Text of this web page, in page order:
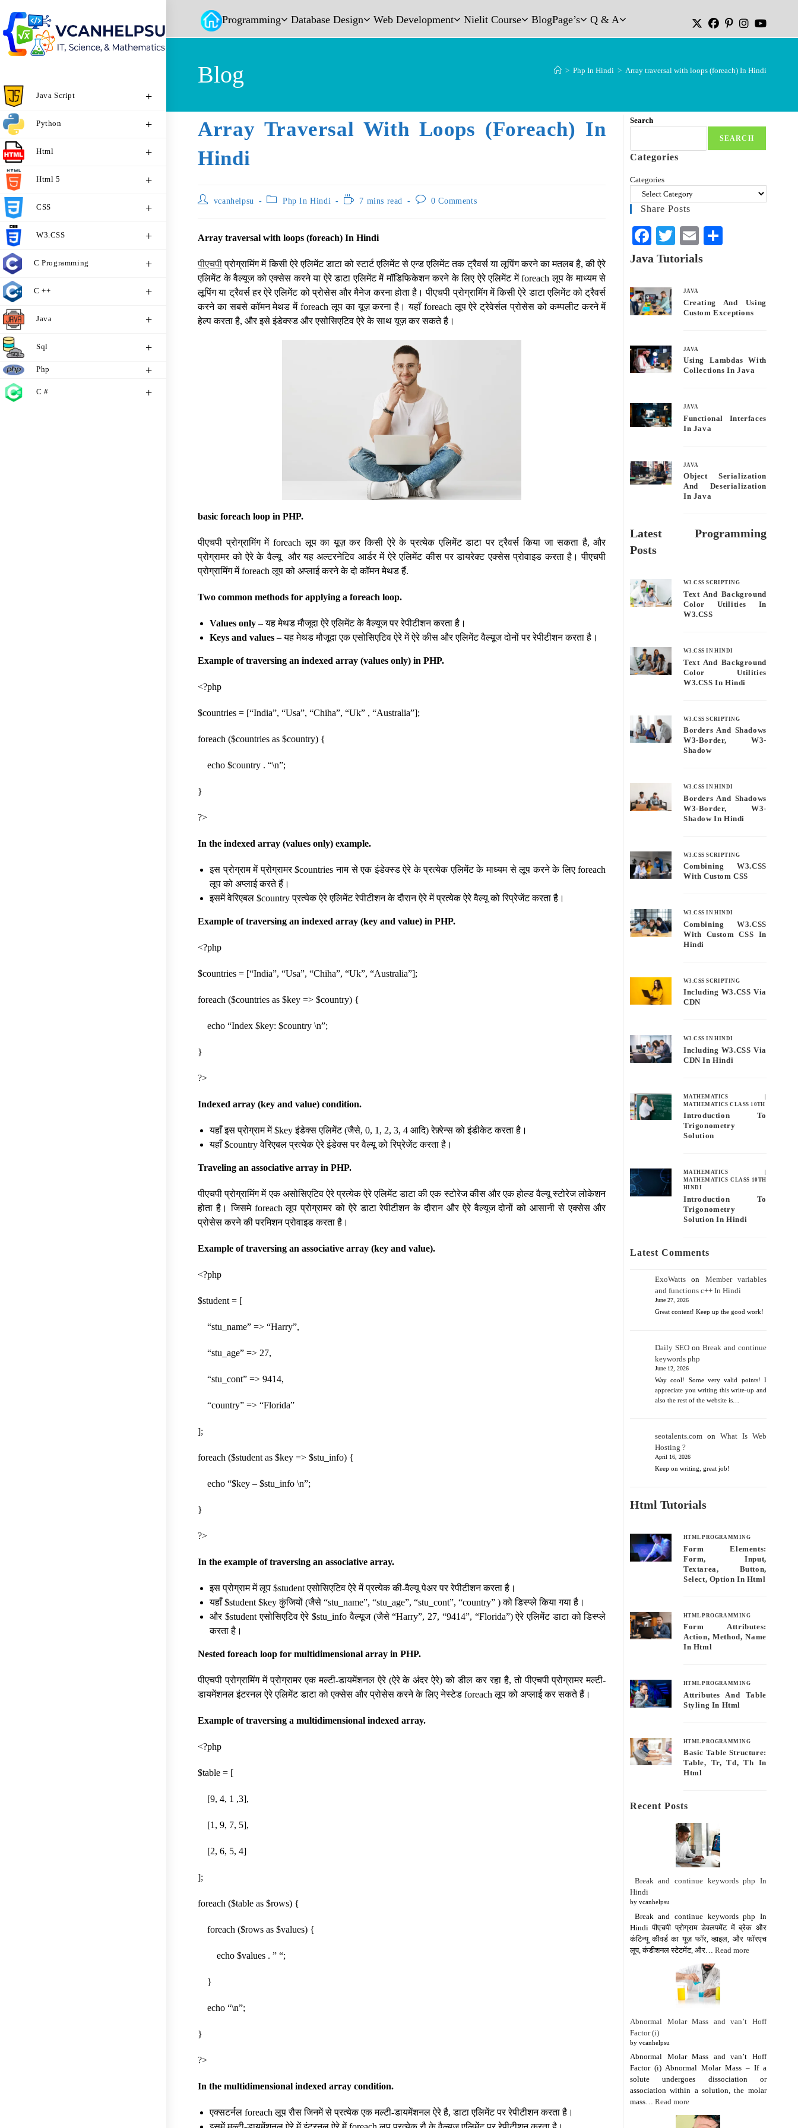
Programming Database Design Web Development Nielit Course BlogPage’s Q & A
Java Script
Python
Html
Html 5
CSS
W3.CSS
C Programming
C ++
Java
Sql
Php
C #
Blog > Php In Hindi > Array traversal with loops (foreach) In Hindi
Array Traversal With Loops (foreach) In
Hindi
vcanhelpsu Php In Hindi 7 mins read 0 Comments
Array traversal with loops (foreach) In Hindi
पीएचपीप्रोग्रामिंग में किसी ऐरे एलिमेंट डाटा को स्टार्ट एलिमेंट से एन्ड एलिमेंट तक ट्रैवर्स या लूपिंग करने का मतलब है, की ऐरे
एलिमेंट के वैल्यूज को एक्सेस करने या ऐरे डाटा एलिमेंट में मॉडिफिकेशन करने के लिए ऐरे एलिमेंट में foreach लूप के माध्यम से
लूपिंग या ट्रैवर्स हर ऐरे एलिमेंट को प्रोसेस और मैनेज करना होता है। पीएचपी प्रोग्रामिंग में किसी ऐरे डाटा एलिमेंट को ट्रैवर्स
करने का सबसे कॉमन मेथड में foreach लूप का यूज़ करना है। यहाँ foreach लूप ऐरे ट्रेवेर्सल प्रोसेस को कम्पलीट करने में
हेल्प करता है, और इसे इंडेक्स्ड और एसोसिएटिव ऐरे के साथ यूज़ कर सकते है।
basic foreach loop in PHP.
पीएचपी प्रोग्रामिंग में foreach लूप का यूज़ कर किसी ऐरे के प्रत्येक एलिमेंट डाटा पर ट्रैवर्स किया जा सकता है, और
प्रोग्रामर को ऐरे के वैल्यू और यह अल्टरनेटिव आर्डर में ऐरे एलिमेंट कीस पर डायरेक्ट एक्सेस प्रोवाइड करता है। पीएचपी
प्रोग्रामिंग में foreach लूप को अप्लाई करने के दो कॉमन मेथड हैं.
Two common methods for applying a foreach loop.
Values ​​only – यह मेथड मौजूदा ऐरे एलिमेंट के वैल्यूज पर रेपीटीशन करता है।
Keys and values – यह मेथड मौजूदा एक एसोसिएटिव ऐरे में ऐरे कीस और एलिमेंट वैल्यूज दोनों पर रेपीटीशन करता है।
Example of traversing an indexed array (values ​​only) in PHP.
<?php
$countries = [“India”, “Usa”, “Chiha”, “Uk” , “Australia”];
foreach ($countries as $country) {
echo $country . “\n”;
}
?>
In the indexed array (values ​​​​only) example.
इस प्रोग्राम में प्रोग्रामर $countries नाम से एक इंडेक्स्ड ऐरे के प्रत्येक एलिमेंट के माध्यम से लूप करने के लिए foreach
लूप को अप्लाई करते हैं।
इसमें वेरिएबल $country प्रत्येक ऐरे एलिमेंट रेपीटीशन के दौरान ऐरे में प्रत्येक ऐरे वैल्यू को रिप्रेजेंट करता है।
Example of traversing an indexed array (key and value) in PHP.
<?php
$countries = [“India”, “Usa”, “Chiha”, “Uk”, “Australia”];
foreach ($countries as $key => $country) {
echo “Index $key: $country \n”;
}
?>
Indexed array (key and value) condition.
यहाँ इस प्रोग्राम में $key इंडेक्स एलिमेंट (जैसे, 0, 1, 2, 3, 4 आदि) रेफ़्रेन्स को इंडीकेट करता है।
यहाँ $country वेरिएबल प्रत्येक ऐरे इंडेक्स पर वैल्यू को रिप्रेजेंट करता है।
Traveling an associative array in PHP.
पीएचपी प्रोग्रामिंग में एक असोसिएटिव ऐरे प्रत्येक ऐरे एलिमेंट डाटा की एक स्टोरेज कीस और एक होल्ड वैल्यू स्टोरेज लोकेशन
होता है। जिसमे foreach लूप प्रोग्रामर को ऐरे डाटा रेपीटीशन के दौरान और ऐरे वैल्यूज दोनों को आसानी से एक्सेस और
प्रोसेस करने की परमिशन प्रोवाइड करता है।
Example of traversing an associative array (key and value).
<?php
$student = [
“stu_name” => “Harry”,
“stu_age” => 27,
“stu_cont” => 9414,
“country” => “Florida”
];
foreach ($student as $key => $stu_info) {
echo “$key – $stu_info \n”;
}
?>
In the example of traversing an associative array.
इस प्रोग्राम में लूप $student एसोसिएटिव ऐरे में प्रत्येक की-वैल्यू पेअर पर रेपीटीशन करता है।
यहाँ $student $key कुंजियों (जैसे “stu_name”, “stu_age”, “stu_cont”, “country” ) को डिस्प्ले किया गया है।
और $student एसोसिएटिव ऐरे $stu_info वैल्यूज (जैसे “Harry”, 27, “9414”, “Florida”) ऐरे एलिमेंट डाटा को डिस्प्ले
करता है।
Nested foreach loop for multidimensional array in PHP.
पीएचपी प्रोग्रामिंग में प्रोग्रामर एक मल्टी-डायमेंशनल ऐरे (ऐरे के अंदर ऐरे) को डील कर रहा है, तो पीएचपी प्रोग्रामर मल्टी-
डायमेंशनल इंटरनल ऐरे एलिमेंट डाटा को एक्सेस और प्रोसेस करने के लिए नेस्टेड foreach लूप को अप्लाई कर सकते हैं।
Example of traversing a multidimensional indexed array.
<?php
$table = [
[9, 4, 1 ,3],
[1, 9, 7, 5],
[2, 6, 5, 4]
];
foreach ($table as $rows) {
foreach ($rows as $values) {
echo $values . ” “;
}
echo “\n”;
}
?>
In the multidimensional indexed array condition.
एक्सटर्नल foreach लूप रौस जिनमें से प्रत्येक एक मल्टी-डायमेंशनल ऐरे है, डाटा एलिमेंट पर रेपीटीशन करता है।
Search
SEARCH
Categories
Categories
Share Posts
Fa
ce
ok
T
wi
E
m
Java Tutorials
JAVA
Creating And Using
Custom Exceptions
JAVA
Using Lambdas With
Collections In Java
JAVA
Functional Interfaces
In Java
JAVA
Object Serialization
And Deserialization
In Java
Latest Programming
Posts
W3.CSS SCRIPTING
Text And Background
Color Utilities In
W3.CSS
W3.CSS IN HINDI
Text And Background
Color Utilities
W3.CSS In Hindi
W3.CSS SCRIPTING
Borders And Shadows
W3-Border, W3-
Shadow
W3.CSS IN HINDI
Borders And Shadows
W3-Border, W3-
Shadow In Hindi
W3.CSS SCRIPTING
Combining W3.CSS
With Custom CSS
W3.CSS IN HINDI
Combining W3.CSS
With Custom CSS In
Hindi
W3.CSS SCRIPTING
Including W3.CSS Via
CDN
W3.CSS IN HINDI
Including W3.CSS Via
CDN In Hindi
MATHEMATICS
MATHEMATICS CLASS 10TH
Introduction To
Trigonometry
Solution
MATHEMATICS
MATHEMATICS CLASS 10TH
HINDI
Introduction To
Trigonometry
Solution In Hindi
Latest Comments
ExoWatts on Member variables
and functions c++ In Hindi
June 27, 2026
Great content! Keep up the good work!
Daily SEO on Break and continue
keywords php
June 12, 2026
Way cool! Some very valid points! I
appreciate you writing this write-up and
also the rest of the website is…
seotalents.com onWhat Is Web
Hosting ?
April 16, 2026
Keep on writing, great job!
Html Tutorials
HTML PROGRAMMING
Form Elements:
Form, Input,
Textarea, Button,
Select, Option In Html
HTML PROGRAMMING
Form Attributes:
Action, Method, Name
In Html
HTML PROGRAMMING
Attributes And Table
Styling In Html
HTML PROGRAMMING
Basic Table Structure:
Table, Tr, Td, Th In
Html
Recent Posts
Break and continue keywords php In
Hindi
by vcanhelpsu
Break and continue keywords php In
Hindi पीएचपी प्रोग्राम डेवलपमेंट में ब्रेक और
कंटिन्यू कीवर्ड का यूज़ फॉर, व्हाइल, और फॉरएच
लूप, कंडीशनल स्टेटमेंट, और… Read more
Abnormal Molar Mass and van’t Hoff
Factor (i)
by vcanhelpsu
Abnormal Molar Mass and van’t Hoff
Factor (i) Abnormal Molar Mass – If a
solute undergoes dissociation or
association within a solution, the molar
mass… Read more